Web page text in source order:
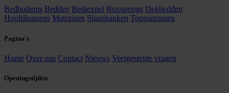
Bedbodems Bedden Bedtextiel Boxsprings Dekbedden
Hoofdkussens Matrassen Slaapbanken Topmatrassen
Pagina's
Home Over ons Contact Nieuws Veelgestelde vragen
Openingstijden